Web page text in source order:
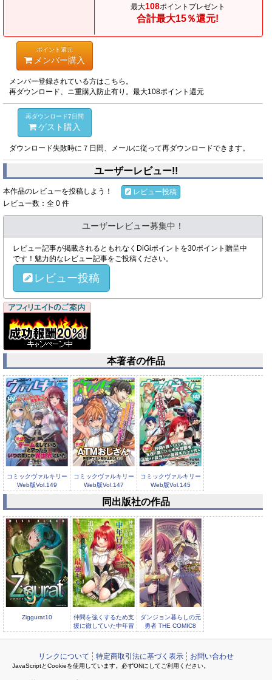
最大108ポイントプレゼント
合計最大15％還元!
ポイント還元
メンバー購入
メンバー登録されている方はこちら。
再ダウンロード、ニ重購入防止有り。最大108ポイント還元
再ダウンロード7日間
ゲスト購入
ダウンロード失敗時に７日間、メールに従って再ダウンロードできます。
ユーザーレビュー!!
本作品のレビューを投稿しよう！
レビュー投稿
レビュー数：全 0 件
ユーザーレビュー募集中！
レビュー記事が掲載されるともれなくDiGiポイントを30ポイント贈呈中
です！魅力的なレビュー記事をご投稿ください。
レビュー投稿
本著者の作品
コミックヴァルキリー
Web版Vol.149
コミックヴァルキリー
Web版Vol.147
コミックヴァルキリー
Web版Vol.145
コミックヴァルキリー
Web版Vol.143
同出版社の作品
Ziggurat10
仲間を強くするため支
援に徹していた中年冒
険者、追放され自分だ
ダンジョン暮らしの元
勇者 THE COMIC8
リンクについて 特定商取引法に基づく表示 お問い合わせ
JavaScriptとCookieを使用しています。必ずONにしてご利用ください。